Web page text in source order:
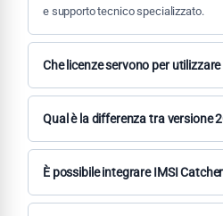
e supporto tecnico specializzato.
Che licenze servono per
L'utilizzo di sistemi IMSI Catcher
specifiche dalle autorità
Qual è la differenza tra versione
La versione 4CH permette
canali/frequenze diverse, ideale per
È possibile integrare IMSI
I nostri sistemi sono ottimizzati per